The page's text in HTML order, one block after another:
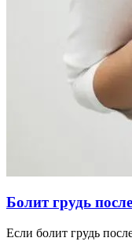
Болит грудь
Если болит грудь